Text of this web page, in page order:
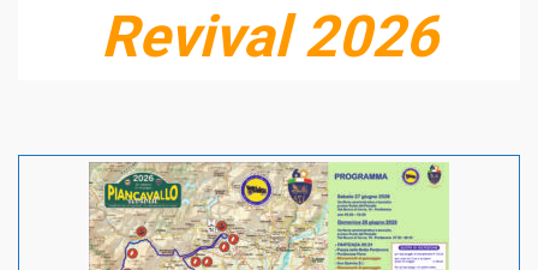
Revival 2026